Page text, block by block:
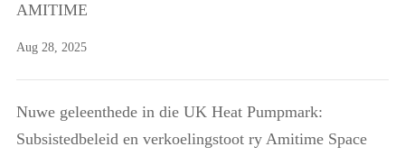
AMITIME
Aug 28, 2025
Nuwe geleenthede in die UK Heat Pumpmark:
Subsistedbeleid en verkoelingstoot ry Amitime Space